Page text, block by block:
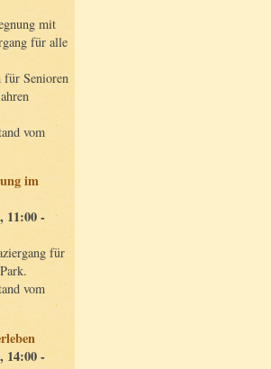
mit
für alle
Senioren
vom
im
11:00 -
für
vom
14:00 -